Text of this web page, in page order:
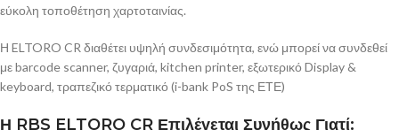
εύκολη τοποθέτηση χαρτοταινίας.
Η ELTORO CR διαθέτει υψηλή συνδεσιμότητα, ενώ μπορεί να συνδεθεί
με barcode scanner, ζυγαριά, kitchen printer, εξωτερικό Display &
keyboard, τραπεζικό τερματικό (i-bank PoS της ΕΤΕ)
Η RBS ELTORO CR Επιλέγεται Συνήθως Γιατί: